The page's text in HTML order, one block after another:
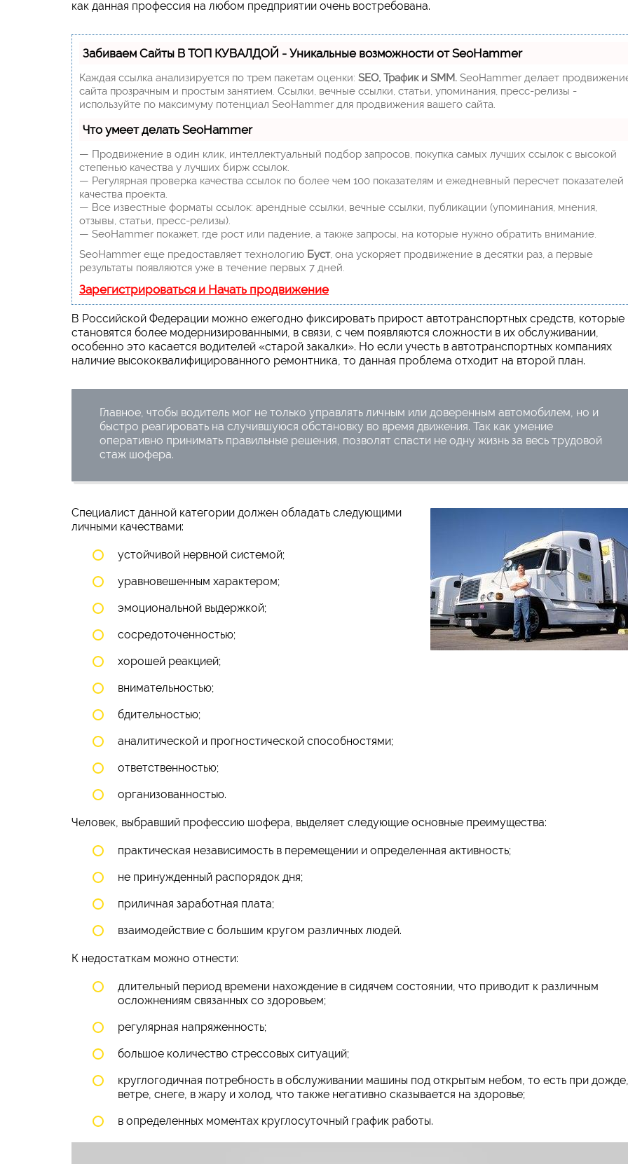
как данная профессия на любом предприятии очень востребована.
Забиваем Сайты В ТОП КУВАЛДОЙ - Уникальные возможности от SeoHammer
Каждая ссылка анализируется по трем пакетам оценки: SEO, Трафик и SMM. SeoHammer делает
сайта прозрачным и простым занятием. Ссылки, вечные ссылки, статьи, упоминания, пресс-релизы -
используйте по максимуму потенциал SeoHammer для продвижения вашего сайта.
Что умеет делать SeoHammer
— Продвижение в один клик, интеллектуальный подбор запросов, покупка самых лучших ссылок с высокой
степенью качества у лучших бирж ссылок.
— Регулярная проверка качества ссылок по более чем 100 показателям и ежедневный пересчет показателей
качества проекта.
— Все известные форматы ссылок: арендные ссылки, вечные ссылки, публикации (упоминания, мнения,
отзывы, статьи, пресс-релизы).
— SeoHammer покажет, где рост или падение, а также запросы, на которые нужно обратить внимание.
SeoHammer еще предоставляет технологию Буст, она ускоряет продвижение в десятки раз, а первые
результаты появляются уже в течение первых 7 дней.
Зарегистрироваться и Начать продвижение
В Российской Федерации можно ежегодно фиксировать прирост автотранспортных средств, которые
становятся более модернизированными, в связи, с чем появляются сложности в их обслуживании,
особенно это касается водителей «старой закалки». Но если учесть в автотранспортных компаниях
наличие высококвалифицированного ремонтника, то данная проблема отходит на второй план.
Главное, чтобы водитель мог не только управлять личным или доверенным автомобилем, но и
быстро реагировать на случившуюся обстановку во время движения. Так как умение
оперативно принимать правильные решения, позволят спасти не одну жизнь за весь трудовой
стаж шофера.
Специалист данной категории должен обладать следующими
личными качествами:
устойчивой нервной системой;
уравновешенным характером;
эмоциональной выдержкой;
сосредоточенностью;
хорошей реакцией;
внимательностью;
бдительностью;
аналитической и прогностической способностями;
ответственностью;
организованностью.
Человек, выбравший профессию шофера, выделяет следующие основные преимущества:
практическая независимость в перемещении и определенная активность;
не принужденный распорядок дня;
приличная заработная плата;
взаимодействие с большим кругом различных людей.
К недостаткам можно отнести:
длительный период времени нахождение в сидячем состоянии, что приводит к различным
осложнениям связанных со здоровьем;
регулярная напряженность;
большое количество стрессовых ситуаций;
круглогодичная потребность в обслуживании машины под открытым небом, то есть при дожде,
ветре, снеге, в жару и холод, что также негативно сказывается на здоровье;
в определенных моментах круглосуточный график работы.